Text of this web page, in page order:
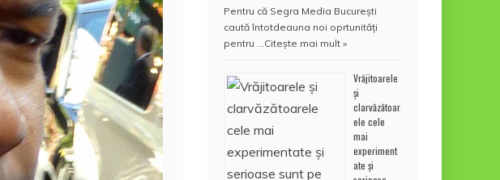
Pentru că Segra Media București
caută întotdeauna noi oprtunități
pentru … Citește mai mult »
Vrăjitoarele
și
clarvăzătoar
ele cele
mai
experiment
ate și